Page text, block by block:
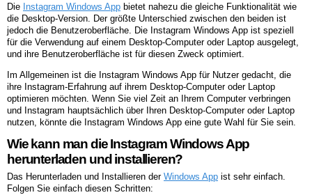
Die Instagram Windows App bietet nahezu die gleiche Funktionalität wie
die Desktop-Version. Der größte Unterschied zwischen den beiden ist
jedoch die Benutzeroberfläche. Die Instagram Windows App ist speziell
für die Verwendung auf einem Desktop-Computer oder Laptop ausgelegt,
und ihre Benutzeroberfläche ist für diesen Zweck optimiert.
Im Allgemeinen ist die Instagram Windows App für Nutzer gedacht, die
ihre Instagram-Erfahrung auf ihrem Desktop-Computer oder Laptop
optimieren möchten. Wenn Sie viel Zeit an Ihrem Computer verbringen
und Instagram hauptsächlich über Ihren Desktop-Computer oder Laptop
nutzen, könnte die Instagram Windows App eine gute Wahl für Sie sein.
Wie kann man die Instagram Windows App
herunterladen und installieren?
Das Herunterladen und Installieren der Windows App ist sehr einfach.
Folgen Sie einfach diesen Schritten: